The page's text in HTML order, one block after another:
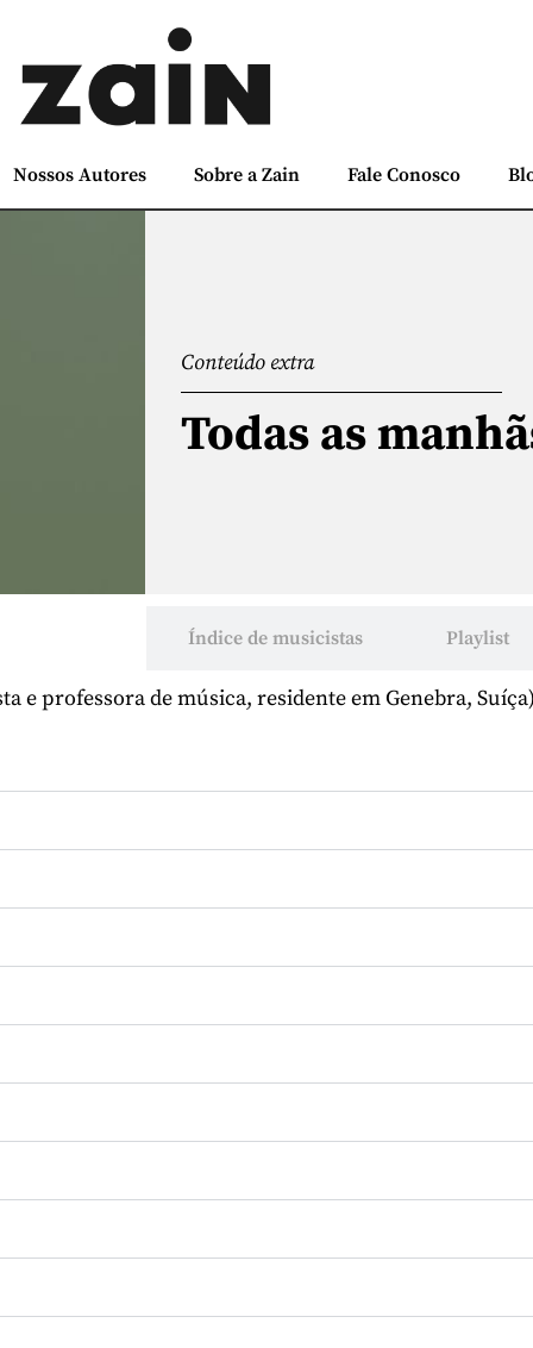
Nossos Autores Sobre a Zain Fale Conosco
Conteúdo extra
Todas as
Índice de musicistas Playlist
e professora de música, residente em Genebra,